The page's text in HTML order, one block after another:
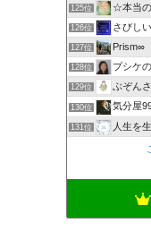
125位 ☆本当の
126位 さびし
127位 Prism∞
128位 プシケ
129位 ぶぞん
130位 気分屋
131位 人生を